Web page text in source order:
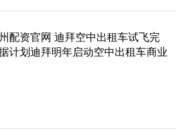
配资官网 迪拜空中出租车试飞完
计划迪拜明年启动空中出租车商业